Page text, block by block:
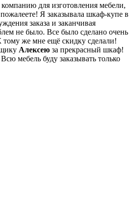
для изготовления мебели,
Я заказывала шкаф-купе в
заказа и заканчивая
не было. Все было сделано очень
тому же мне ещё скидку сделали!
Алексею за прекрасный шкаф!
мебель буду заказывать только